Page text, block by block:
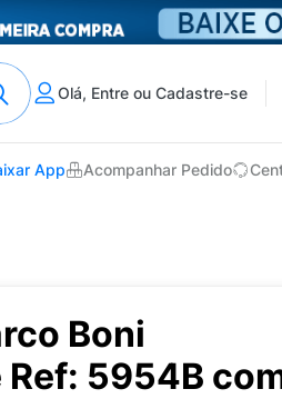
Olá, Entre ou Cadastre-se
App Acompanhar Pedido
Boni
5954B